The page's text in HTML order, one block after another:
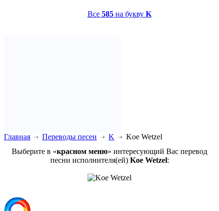
Все 585на букву K
Главная Переводы песен K
Koe Wetzel
Выберите в «красном меню» интересующий Вас перевод
песни исполнителя(ей) Koe Wetzel: